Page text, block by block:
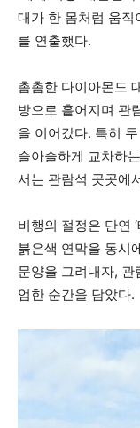
대가 한 몸처럼 움
를 연출했다.
촘촘한 다이아몬드
방으로 흩어지며 관
을 이어갔다. 특히
슬아슬하게 교차하
서는 관람석 곳곳에
비행의 절정은 단연
붉은색 연막을 동시
문양을 그려내자,
엄한 순간을 담았다.